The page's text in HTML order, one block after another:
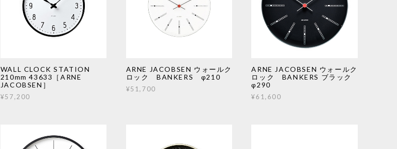
WALL CLOCK STATION
210mm 43633［ARNE
JACOBSEN］
¥57,200
ARNE JACOBSEN ウォールク
ロック BANKERS φ210
¥51,700
ARNE JACOBSEN ウォールク
ロック BANKERS ブラック
φ290
¥61,600